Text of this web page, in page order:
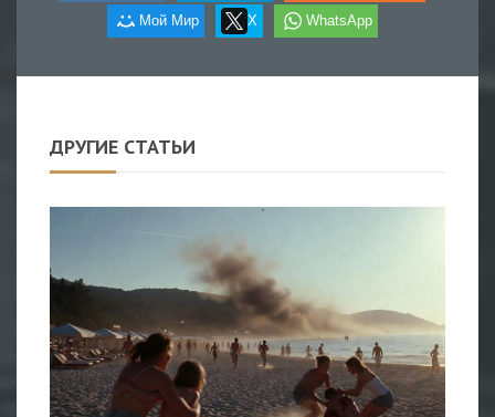
Мой Мир X WhatsApp
ДРУГИЕ СТАТЬИ